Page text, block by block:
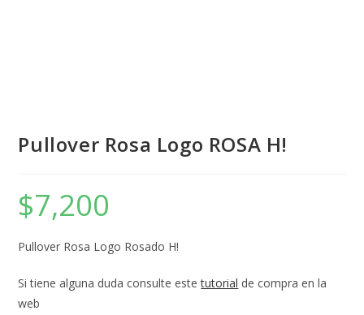
Pullover Rosa Logo ROSA H!
$7,200
Pullover Rosa Logo Rosado H!
Si tiene alguna duda consulte estetutorial de compra en la
web